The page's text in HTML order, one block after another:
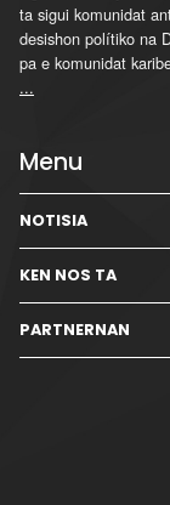
ta sigui komunidat
desishon polítiko na
pa e komunidat
...
Menu
NOTISIA
KEN NOS TA
PARTNERNAN